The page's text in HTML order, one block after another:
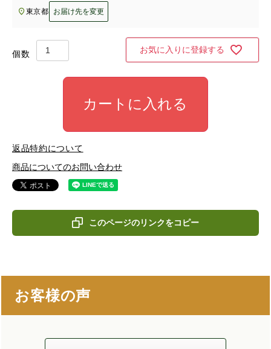
東京都
お届け先を変更
お気に入りに登録する
カートに入れる
返品特約について
商品についてのお問い合わせ
このページのリンクをコピー
お客様の声